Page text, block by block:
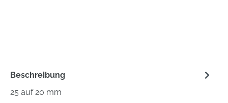
Beschreibung
25 auf 20 mm